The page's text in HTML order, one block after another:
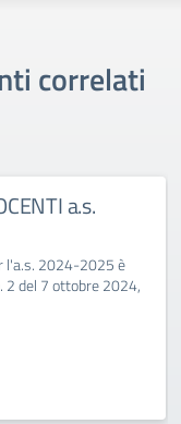
correlati
a.s.
l'a.s. 2024-2025 è
2 del 7 ottobre 2024,